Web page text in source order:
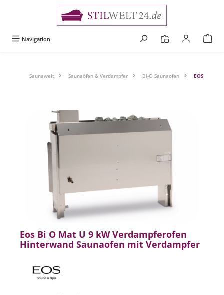
Navigation
Saunawelt Saunaöfen & Verdampfer Bi-O Saunaofen EOS
Bildergalerie überspringen
Eos Bi O Mat U 9 kW Verdampferofen
Hinterwand Saunaofen mit Verdampfer